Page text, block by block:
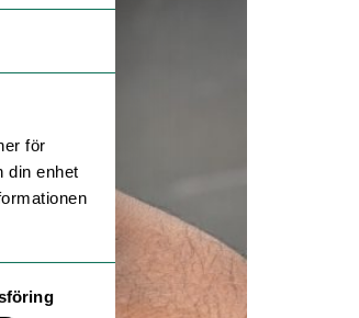
för
din enhet